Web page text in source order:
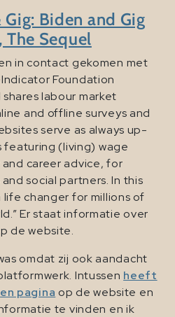
Biden and Gig
The Sequel
in contact gekomen met
Foundation
labour market
and offline surveys and
serve as always up-
(living) wage
career advice, for
social partners. In this
life changer for millions of
Er staat informatie over
de website.
omdat zij ook aandacht
Intussen heeft
pagina op de website en
te vinden en ik